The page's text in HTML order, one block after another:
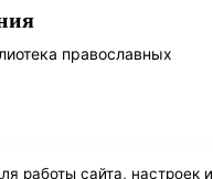
православных
работы сайта, настроек и